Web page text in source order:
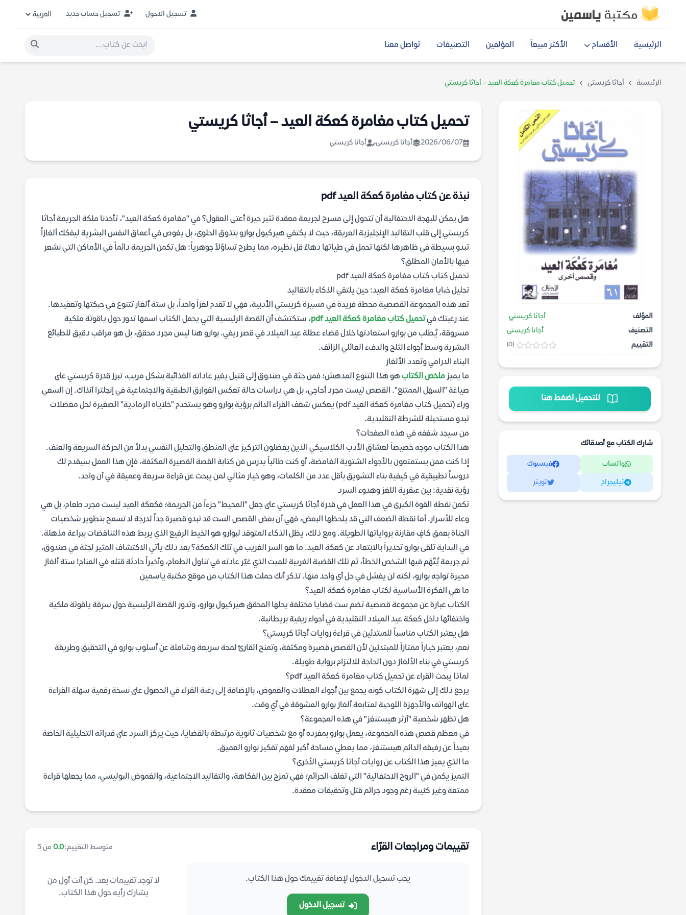
تسجيل الدخول تسجيل حساب جديد
الرئيسية الأقسام الأكثر مبيعاً المؤلفين التصنيفات تواصل معنا
الرئيسية أجاثا كريستى تحميل كتاب مغامرة كعكة العيد – أجاثا كريستي
المؤلف
أجاثا كريستي
التصنيف
أجاثا كريستى
التقييم
(0)
للتحميل اضغط هنا
شارك الكتاب مع أصدقائك
واتساب فيسبوك
تيليجرام تويتر
تحميل كتاب مغامرة كعكة العيد – أجاثا كريستي
2026/06/07 أجاثا كريستى أجاثا كريستي
نبذة عن كتاب مغامرة كعكة العيد pdf
هل يمكن للبهجة الاحتفالية أن تتحول إلى مسرح لجريمة معقدة تثير حيرة أعتى العقول؟ في "مغامرة كعكة العيد"، تأخذنا ملكة الجريمة أجاثا
كريستي إلى قلب التقاليد الإنجليزية العريقة، حيث لا يكتفي هيركيول بوارو بتذوق الحلوى، بل يغوص في أعماق النفس البشرية ليفكك ألغازاً
تبدو بسيطة في ظاهرها لكنها تحمل في طياتها دهاءً قل نظيره، مما يطرح تساؤلاً جوهرياً: هل تكمن الجريمة دائماً في الأماكن التي نشعر
فيها بالأمان المطلق؟
تحميل كتاب كتاب مغامرة كعكة العيد pdf
تحليل خبايا مغامرة كعكة العيد: حين يلتقي الذكاء بالتقاليد
تعد هذه المجموعة القصصية محطة فريدة في مسيرة كريستي الأدبية، فهي لا تقدم لغزاً واحداً، بل ستة ألغاز تتنوع في حبكتها وتعقيدها.
عند رغبتك فيتحميل كتاب مغامرة كعكة العيد pdf
، ستكتشف أن القصة الرئيسية التي يحمل الكتاب اسمها تدور حول ياقوتة ملكية
مسروقة، يُطلب من بوارو استعادتها خلال قضاء عطلة عيد الميلاد في قصر ريفي. بوارو هنا ليس مجرد محقق، بل هو مراقب دقيق للطبائع
البشرية وسط أجواء الثلج والدفء العائلي الزائف.
البناء الدرامي وتعدد الألغاز
ما يميز ملخص الكتاب هو هذا التنوع المدهش؛ فمن جثة في صندوق إلى قتيل يغير عاداته الغذائية بشكل مريب، تبرز قدرة كريستي على
صياغة "السهل الممتنع". القصص ليست مجرد أحاجي، بل هي دراسات حالة تعكس الفوارق الطبقية والاجتماعية في إنجلترا آنذاك. إن السعي
وراء (تحميل كتاب مغامرة كعكة العيد pdf) يعكس شغف القراء الدائم برؤية بوارو وهو يستخدم "خلاياه الرمادية" الصغيرة لحل معضلات
تبدو مستحيلة للشرطة التقليدية.
من سيجد شغفه في هذه الصفحات؟
هذا الكتاب موجه خصيصاً لعشاق الأدب الكلاسيكي الذين يفضلون التركيز على المنطق والتحليل النفسي بدلاً من الحركة السريعة والعنف.
إذا كنت ممن يستمتعون بالأجواء الشتوية الغامضة، أو كنت طالباً يدرس فن كتابة القصة القصيرة المكثفة، فإن هذا العمل سيقدم لك
دروساً تطبيقية في كيفية بناء التشويق بأقل عدد من الكلمات، وهو خيار مثالي لمن يبحث عن قراءة سريعة وعميقة في آن واحد.
رؤية نقدية: بين عبقرية اللغز وهدوء السرد
تكمن نقطة القوة الكبرى في هذا العمل في قدرة أجاثا كريستي على جعل "المحيط" جزءاً من الجريمة؛ فكعكة العيد ليست مجرد طعام، بل هي
وعاء للأسرار. أما نقطة الضعف التي قد يلحظها البعض، فهي أن بعض القصص الست قد تبدو قصيرة جداً لدرجة لا تسمح بتطوير شخصيات
الجناة بعمق كافٍ مقارنة برواياتها الطويلة. ومع ذلك، يظل الذكاء المتوقد لبوارو هو الخيط الرفيع الذي يربط هذه التناقضات ببراعة مذهلة.
في البداية تلقى بوارو تحذيراً بالابتعاد عن كعكة العيد. ما هو السر الغريب في تلك الكعكة؟ بعد ذلك يأتي الاكتشاف المثير لجثة في صندوق،
ثم جريمة يُتّهَم فيها الشخص الخطأ، ثم تلك القضية الغريبة للميت الذي غيّر عادته في تناول الطعام، وأخيراً حادثة قتله في المنام! ستة ألغاز
محيرة تواجه بوارو، لكنه لن يفشل في حل أي واحد منها. تذكر أنك حملت هذا الكتاب من موقع مكتبة ياسمين
ما هي الفكرة الأساسية لكتاب مغامرة كعكة العيد؟
الكتاب عبارة عن مجموعة قصصية تضم ست قضايا مختلفة يحلها المحقق هيركيول بوارو، وتدور القصة الرئيسية حول سرقة ياقوتة ملكية
واختفائها داخل كعكة عيد الميلاد التقليدية في أجواء ريفية بريطانية.
هل يعتبر الكتاب مناسباً للمبتدئين في قراءة روايات أجاثا كريستي؟
نعم، يعتبر خياراً ممتازاً للمبتدئين لأن القصص قصيرة ومكثفة، وتمنح القارئ لمحة سريعة وشاملة عن أسلوب بوارو في التحقيق وطريقة
كريستي في بناء الألغاز دون الحاجة للالتزام برواية طويلة.
لماذا يبحث القراء عن تحميل كتاب مغامرة كعكة العيد pdf؟
يرجع ذلك إلى شهرة الكتاب كونه يجمع بين أجواء العطلات والغموض، بالإضافة إلى رغبة القراء في الحصول على نسخة رقمية سهلة القراءة
على الهواتف والأجهزة اللوحية لمتابعة ألغاز بوارو المشوقة في أي وقت.
هل تظهر شخصية "آرثر هيستنغز" في هذه المجموعة؟
في معظم قصص هذه المجموعة، يعمل بوارو بمفرده أو مع شخصيات ثانوية مرتبطة بالقضايا، حيث يركز السرد على قدراته التحليلية الخاصة
بعيداً عن رفيقه الدائم هيستنغز، مما يعطي مساحة أكبر لفهم تفكير بوارو العميق.
ما الذي يميز هذا الكتاب عن روايات أجاثا كريستي الأخرى؟
التميز يكمن في "الروح الاحتفالية" التي تغلف الجرائم؛ فهي تمزج بين الفكاهة، والتقاليد الاجتماعية، والغموض البوليسي، مما يجعلها قراءة
ممتعة وغير كئيبة رغم وجود جرائم قتل وتحقيقات معقدة.
تقييمات ومراجعات القرّاء متوسط التقييم:0.0 من 5
يجب تسجيل الدخول لإضافة تقييمك حول هذا الكتاب.
تسجيل الدخول
لا توجد تقييمات بعد. كن أنت أول من
يشارك رأيه حول هذا الكتاب.